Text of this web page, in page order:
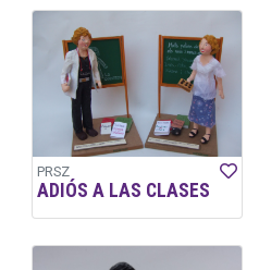
PRSZ
ADIÓS A LAS CLASES